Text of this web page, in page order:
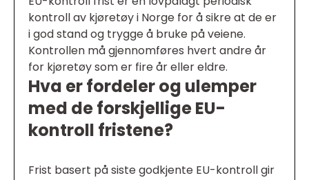
kontroll av kjøretøy i Norge for å sikre at de er
i god stand og trygge å bruke på veiene.
Kontrollen må gjennomføres hvert andre år
for kjøretøy som er fire år eller eldre.
Hva er fordeler og ulemper
med de forskjellige EU-
kontroll fristene?
Frist basert på siste godkjente EU-kontroll gir